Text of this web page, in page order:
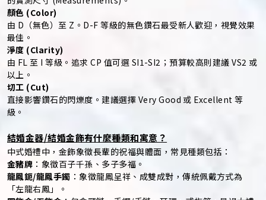
顏色 (Color)
由 D（無色）至 Z。D-F 等級的無色鑽石最受新人歡迎，視覺效果
最佳。
淨度 (Clarity)
由 FL 至 I 等級。追求 CP 值可選 SI1-SI2；預算較高則建議 VS2 或
以上。
切工 (Cut)
直接影響鑽石的閃爍度。建議選擇 Very Good 或 Excellent 等
級。
結婚金器/結婚金飾有什麼種類和寓意？
中式婚禮中，金飾象徵長輩的祝福與體面，常見種類包括：
金豬牌 ：象徵百子千孫、多子多福。
龍鳳鈪/龍鳳手鐲 ：象徵龍鳳呈祥、成雙成對，傳統佩戴方式為
「左龍右鳳」。